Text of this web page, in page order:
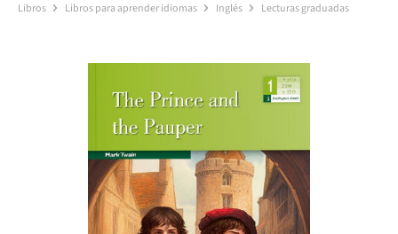
Libros Libros para aprender idiomas Inglés Lecturas graduadas